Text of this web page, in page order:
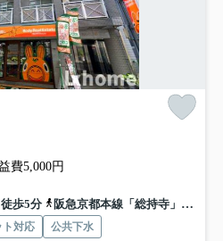
費5,000円
歩5分
阪急京都本線「総持寺」駅 徒歩18分
ト対応 公共下水